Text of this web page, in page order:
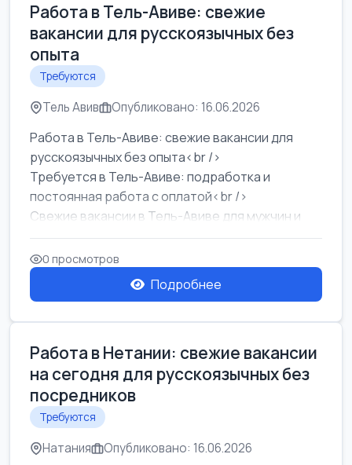
Работа в Тель-Авиве: свежие
вакансии для русскоязычных без
опыта
Требуются
Тель Авив Опубликовано: 16.06.2026
Работа в Тель-Авиве: свежие вакансии для
русскоязычных без опыта<br />
Требуется в Тель-Авиве: подработка и
постоянная работа с оплатой<br />
Свежие вакансии в Тель-Авиве для мужчин и
женщин от хозя...
0 просмотров
Подробнее
Работа в Нетании: свежие вакансии
на сегодня для русскоязычных без
посредников
Требуются
Натания Опубликовано: 16.06.2026